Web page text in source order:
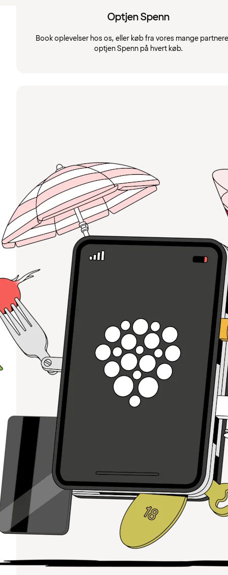
Optjen Spenn
Book oplevelser hos os, eller køb fra vores mange
optjen Spenn på hvert køb.